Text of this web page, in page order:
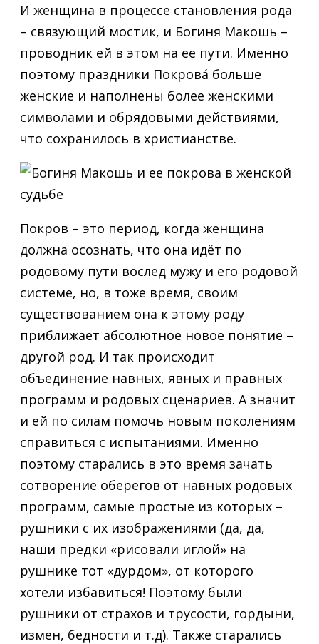
И женщина в процессе становления рода
– связующий мостик, и Богиня Макошь –
проводник ей в этом на ее пути. Именно
поэтому праздники Покрова́ больше
женские и наполнены более женскими
символами и обрядовыми действиями,
что сохранилось в христианстве.
Покров – это период, когда женщина
должна осознать, что она идёт по
родовому пути вослед мужу и его родовой
системе, но, в тоже время, своим
существованием она к этому роду
приближает абсолютное новое понятие –
другой род. И так происходит
объединение навных, явных и правных
программ и родовых сценариев. А значит
и ей по силам помочь новым поколениям
справиться с испытаниями. Именно
поэтому старались в это время зачать
сотворение оберегов от навных родовых
программ, самые простые из которых –
рушники с их изображениями (да, да,
наши предки «рисовали иглой» на
рушнике тот «дурдом», от которого
хотели избавиться! Поэтому были
рушники от страхов и трусости, гордыни,
измен, бедности и т.д). Также старались